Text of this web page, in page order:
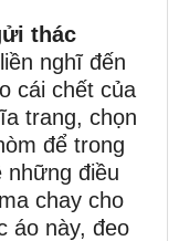
thác
nghĩ đến
cái chết của
trang, chọn
để trong
điều
chay cho
áo này, đeo